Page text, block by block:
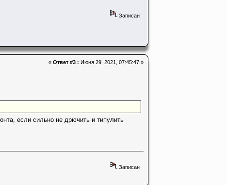
Записан
« Ответ #3 : Июня 29, 2021, 07:45:47 »
если сильно не дрючить и типулить
Записан